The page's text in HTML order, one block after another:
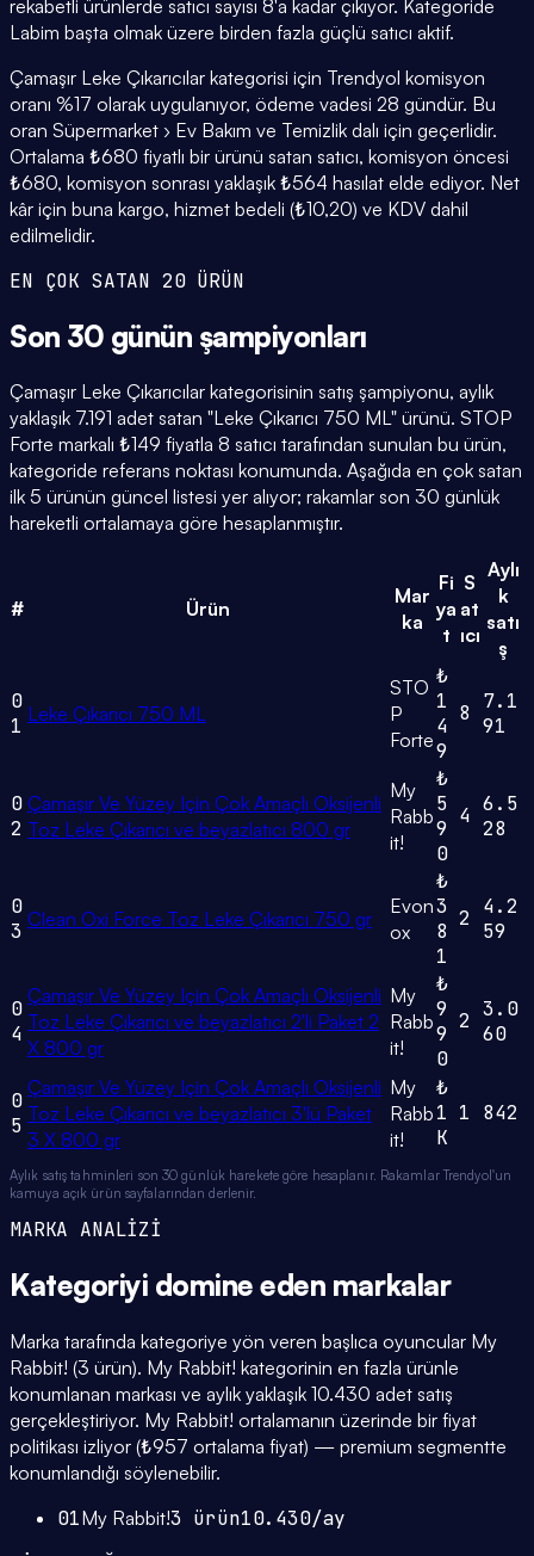
rekabetli ürünlerde satıcı sayısı 8'a kadar çıkıyor. Kategoride
Labim başta olmak üzere birden fazla güçlü satıcı aktif.
Çamaşır Leke Çıkarıcılar kategorisi için Trendyol komisyon
oranı %17 olarak uygulanıyor, ödeme vadesi 28 gündür. Bu
oran Süpermarket › Ev Bakım ve Temizlik dalı için geçerlidir.
Ortalama ₺680 fiyatlı bir ürünü satan satıcı, komisyon öncesi
₺680, komisyon sonrası yaklaşık ₺564 hasılat elde ediyor. Net
kâr için buna kargo, hizmet bedeli (₺10,20) ve KDV dahil
edilmelidir.
EN ÇOK SATAN 20 ÜRÜN
Son 30 günün şampiyonları
Çamaşır Leke Çıkarıcılar kategorisinin satış şampiyonu, aylık
yaklaşık 7.191 adet satan "Leke Çıkarıcı 750 ML" ürünü. STOP
Forte markalı ₺149 fiyatla 8 satıcı tarafından sunulan bu ürün,
kategoride referans noktası konumunda. Aşağıda en çok satan
ilk 5 ürünün güncel listesi yer alıyor; rakamlar son 30 günlük
hareketli ortalamaya göre hesaplanmıştır.
# Ürün
Mar
ka
Fi
ya
t
S
at
ıcı
Aylı
k
satı
ş
0
1 Leke Çıkarıcı 750 ML
STO
P
Forte
₺
1
4
9
8
7.1
91
0
2
Çamaşır Ve Yüzey Için Çok Amaçlı Oksijenli
Toz Leke Çıkarıcı ve beyazlatıcı 800 gr
My
Rabb
it!
₺
5
9
0
4 6.5
28
0
3 Clean Oxi Force Toz Leke Çıkarıcı 750 gr
Evon
ox
₺
3
8
1
2
4.2
59
0
4
Çamaşır Ve Yüzey Için Çok Amaçlı Oksijenli
Toz Leke Çıkarıcı ve beyazlatıcı 2'li Paket 2
X 800 gr
My
Rabb
it!
₺
9
9
0
2 3.0
60
0
5
Çamaşır Ve Yüzey Için Çok Amaçlı Oksijenli
Toz Leke Çıkarıcı ve beyazlatıcı 3'lü Paket
3 X 800 gr
My
Rabb
it!
₺
1
K
1 842
Aylık satış tahminleri son 30 günlük harekete göre hesaplanır. Rakamlar Trendyol'un
kamuya açık ürün sayfalarından derlenir.
MARKA ANALİZİ
Kategoriyi domine eden markalar
Marka tarafında kategoriye yön veren başlıca oyuncular My
Rabbit! (3 ürün). My Rabbit! kategorinin en fazla ürünle
konumlanan markası ve aylık yaklaşık 10.430 adet satış
gerçekleştiriyor. My Rabbit! ortalamanın üzerinde bir fiyat
politikası izliyor (₺957 ortalama fiyat) — premium segmentte
konumlandığı söylenebilir.
01My Rabbit!3 ürün10.430/ay